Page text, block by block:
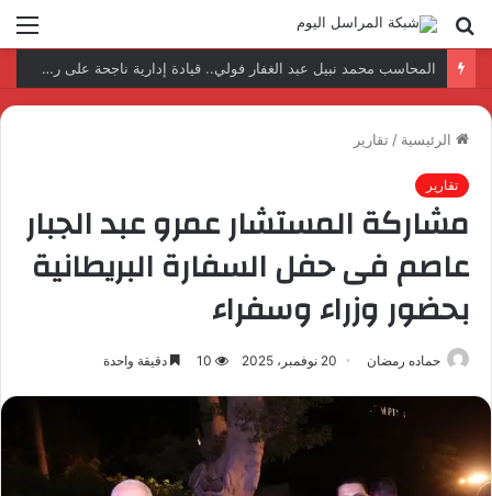
بحث
عن
نتائج إيجابية بعد زيارة وفد الجامعة المصرية النتائج إيجابية بعد زيارة وفد الجامعة المصرية الروسية لمصنع الإلكترونياتروسية لمصنع الإلكترونيات
الرئيسية / تقارير
تقارير
مشاركة المستشار عمرو عبد الجبار
عاصم فى حفل السفارة البريطانية
بحضور وزراء وسفراء
حماده رمضان 20 نوفمبر، 2025 10 دقيقة واحدة